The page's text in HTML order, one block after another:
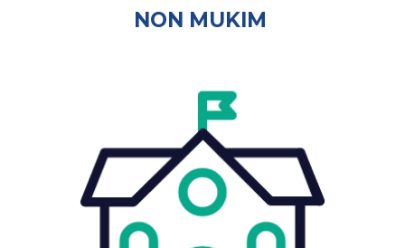
NON MUKIM